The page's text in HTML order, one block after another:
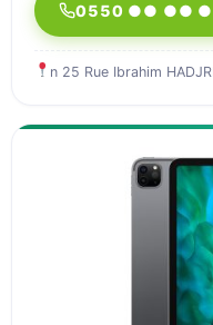
0550 ●● ●●
n 25 Rue Ibrahim